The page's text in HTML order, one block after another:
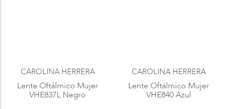
CAROLINA HERRERA
Lente Oftálmico Mujer
VHE837L Negro
CAROLINA HERRERA
Lente Oftálmico Mujer
VHE840 Azul